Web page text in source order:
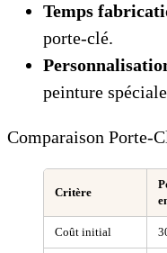
Temps
porte-clé.
peinture
Comparaison Porte-
Critère
Coût initial